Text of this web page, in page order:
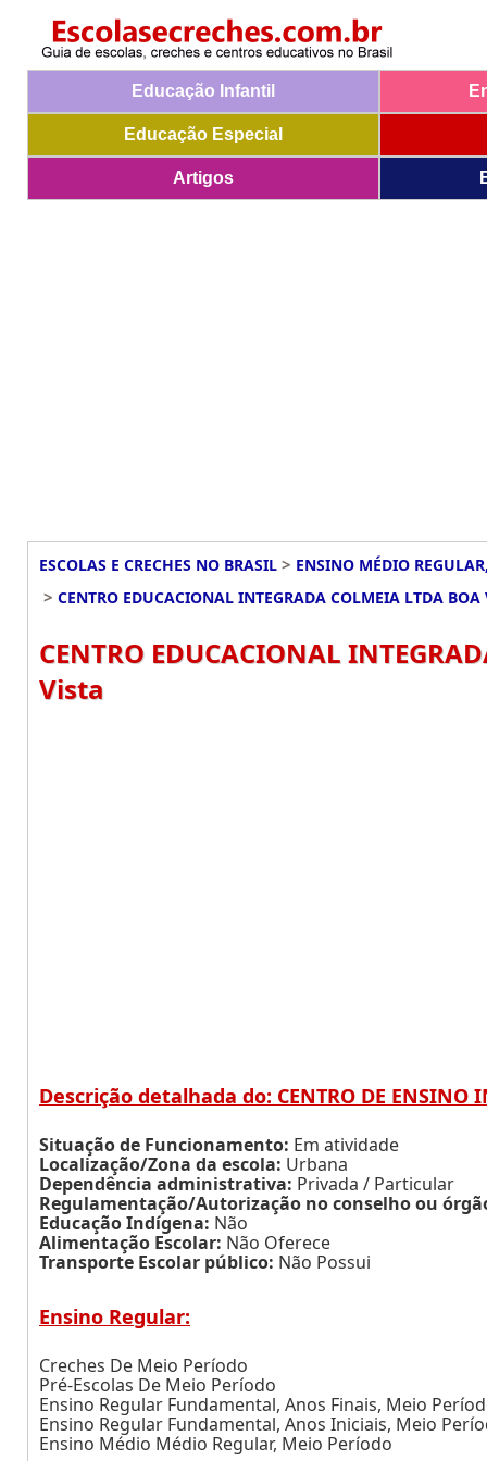
Educação Infantil
Educação Especial
Artigos
ESCOLAS E CRECHES NO BRASIL > ENSINO MÉDIO
> CENTRO EDUCACIONAL INTEGRADA COLMEIA LTDA BOA
CENTRO EDUCACIONAL
Vista
Descrição detalhada do: CENTRO DE ENSINO
Situação de Funcionamento: Em atividade
Localização/Zona da escola: Urbana
Dependência administrativa: Privada / Particular
Regulamentação/Autorização no conselho ou
Educação Indígena: Não
Alimentação Escolar: Não Oferece
Transporte Escolar público: Não Possui
Ensino Regular:
Creches De Meio Período
Pré-Escolas De Meio Período
Ensino Regular Fundamental, Anos Finais, Meio
Ensino Regular Fundamental, Anos Iniciais, Meio
Ensino Médio Médio Regular, Meio Período